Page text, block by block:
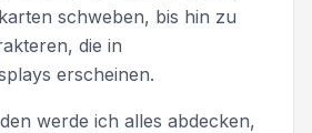
schweben, bis hin zu
die in
erscheinen.
werde ich alles abdecken,